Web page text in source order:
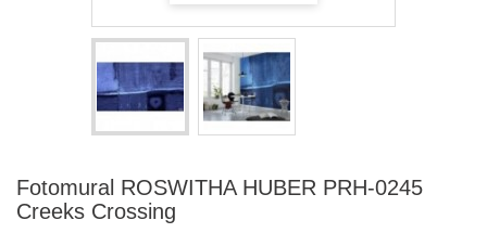
Fotomural ROSWITHA HUBER PRH-0245
Creeks Crossing